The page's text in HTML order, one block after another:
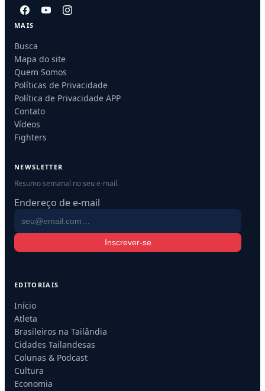
MAIS
Busca
Mapa do site
Quem Somos
Políticas de Privacidade
Política de Privacidade APP
Contato
Vídeos
Fighters
NEWSLETTER
Resumo semanal no seu e-mail.
Endereço de e-mail
Inscrever-se
EDITORIAIS
Início
Atleta
Brasileiros na Tailândia
Cidades Tailandesas
Colunas & Podcast
Cultura
Economia